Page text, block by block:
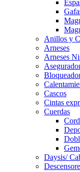
Anillos y
Arneses
Arneses
Cascos
Cintas
Cuerdas
Daysis/